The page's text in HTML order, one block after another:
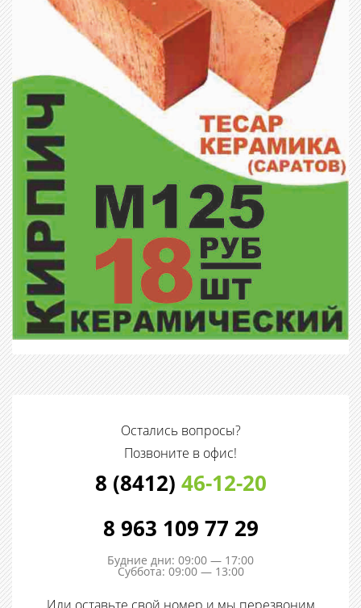
Остались вопросы?
Позвоните в офис!
8 (8412) 46-12-20
8 963 109 77 29
Будние дни: 09:00 — 17:00
Суббота: 09:00 — 13:00